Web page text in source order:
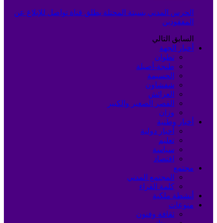
الحرس المدني بسبتة المحتلة يطلق قناة تواصل للإبلاغ عن
المفقودين
السابق التالي
أخبار الجهة
تطوان
طنجة-أصيلة
الحسيمة
شفشاون
العرائش
القصر الصغير والكبير
وزان
أخبار وطنية
أخبار دولية
تعليم
سياسة
اقتصاد
مجتمع
المجتمع المدني
كلمة القراء
أنشطة ملكية
منوعات
ثقافة وفنون